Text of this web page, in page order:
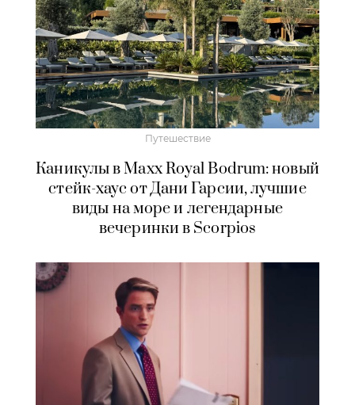
Путешествие
Каникулы в Maxx Royal Bodrum: новый
стейк-хаус от Дани Гарсии, лучшие
виды на море и легендарные
вечеринки в Scorpios